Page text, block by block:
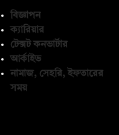
বিজ্ঞাপন
ক্যারিয়ার
টেক্সট কনভার্টার
আর্কাইভ
নামাজ, সেহরি, ইফতারের
সময়